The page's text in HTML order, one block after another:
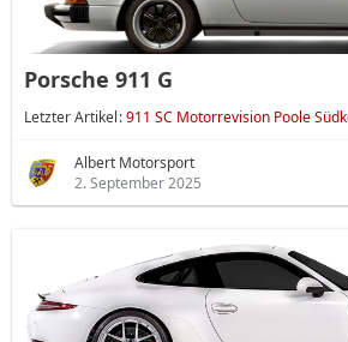
Porsche 911 G
Letzter Artikel 911 SC Motorrevision Poole
Albert Motorsport
2. September 2025